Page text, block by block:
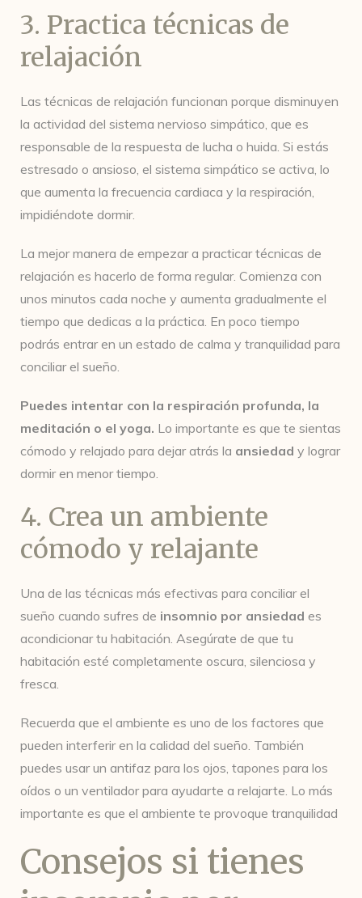
3. Practica técnicas de
relajación
Las técnicas de relajación funcionan porque disminuyen
la actividad del sistema nervioso simpático, que es
responsable de la respuesta de lucha o huida. Si estás
estresado o ansioso, el sistema simpático se activa, lo
que aumenta la frecuencia cardiaca y la respiración,
impidiéndote dormir.
La mejor manera de empezar a practicar técnicas de
relajación es hacerlo de forma regular. Comienza con
unos minutos cada noche y aumenta gradualmente el
tiempo que dedicas a la práctica. En poco tiempo
podrás entrar en un estado de calma y tranquilidad para
conciliar el sueño.
Puedes intentar con la respiración profunda, la
meditación o el yoga. Lo importante es que te sientas
cómodo y relajado para dejar atrás la ansiedad y lograr
dormir en menor tiempo.
4. Crea un ambiente
cómodo y relajante
Una de las técnicas más efectivas para conciliar el
sueño cuando sufres de insomnio por ansiedad es
acondicionar tu habitación. Asegúrate de que tu
habitación esté completamente oscura, silenciosa y
fresca.
Recuerda que el ambiente es uno de los factores que
pueden interferir en la calidad del sueño. También
puedes usar un antifaz para los ojos, tapones para los
oídos o un ventilador para ayudarte a relajarte. Lo más
importante es que el ambiente te provoque tranquilidad
Consejos si tienes